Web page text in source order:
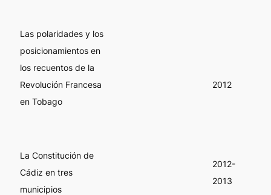
Las polaridades y los
posicionamientos en
los recuentos de la
Revolución Francesa
en Tobago
2012
La Constitución de
Cádiz en tres
municipios
2012-
2013